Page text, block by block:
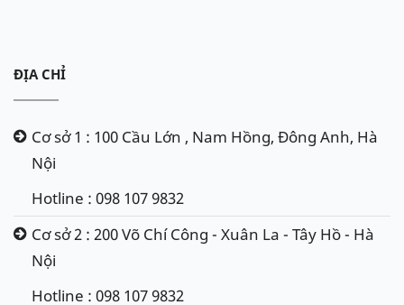
ĐỊA CHỈ
Cơ sở 1 : 100 Cầu Lớn , Nam Hồng, Đông Anh, Hà
Nội
Hotline : 098 107 9832
Cơ sở 2 : 200 Võ Chí Công - Xuân La - Tây Hồ - Hà
Nội
Hotline : 098 107 9832